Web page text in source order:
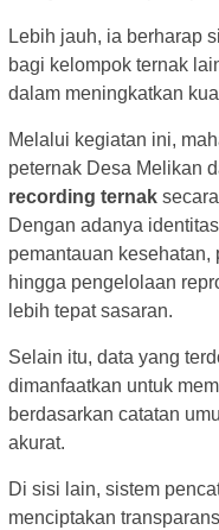
Lebih jauh, ia berharap
bagi kelompok ternak
dalam meningkatkan
Melalui kegiatan ini,
peternak Desa Melikan
recording ternak
Dengan adanya
pemantauan kesehatan,
hingga pengelolaan
lebih tepat sasaran.
Selain itu, data yang
dimanfaatkan untuk
berdasarkan catatan
akurat.
Di sisi lain, sistem
menciptakan